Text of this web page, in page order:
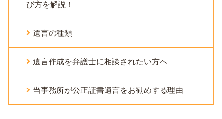
び方を解説！
遺言の種類
遺言作成を弁護士に相談されたい方へ
当事務所が公正証書遺言をお勧めする理由